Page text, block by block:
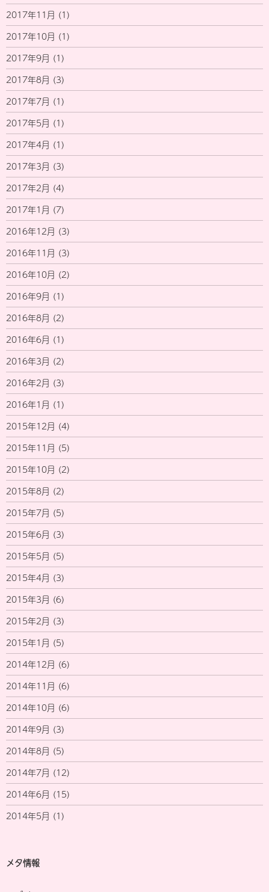
2017年11月 (1)
2017年10月 (1)
2017年9月 (1)
2017年8月 (3)
2017年7月 (1)
2017年5月 (1)
2017年4月 (1)
2017年3月 (3)
2017年2月 (4)
2017年1月 (7)
2016年12月 (3)
2016年11月 (3)
2016年10月 (2)
2016年9月 (1)
2016年8月 (2)
2016年6月 (1)
2016年3月 (2)
2016年2月 (3)
2016年1月 (1)
2015年12月 (4)
2015年11月 (5)
2015年10月 (2)
2015年8月 (2)
2015年7月 (5)
2015年6月 (3)
2015年5月 (5)
2015年4月 (3)
2015年3月 (6)
2015年2月 (3)
2015年1月 (5)
2014年12月 (6)
2014年11月 (6)
2014年10月 (6)
2014年9月 (3)
2014年8月 (5)
2014年7月 (12)
2014年6月 (15)
2014年5月 (1)
メタ情報